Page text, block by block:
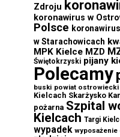
Zdroju
koronawirus w
Polsce
w Starachowicach
MPK Kielce MZD
Świętokrzyski pijany
Polecamy
buski powiat ostrowiecki
Kielcach Skarżysko
pożarna Szpital
Kielcach Targi
wypadek wyposażenie